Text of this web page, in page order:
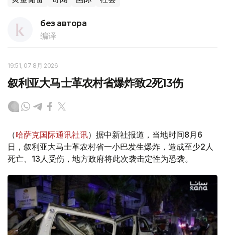
без автора
编译
19:51, 07 8月 2026
叙利亚大马士革农村省爆炸致2死13伤
（哈萨克国际通讯社讯）据中新社报道，当地时间8月6
日，叙利亚大马士革农村省一小巴发生爆炸，造成至少2人
死亡、13人受伤，地方政府将此次袭击定性为恐袭。